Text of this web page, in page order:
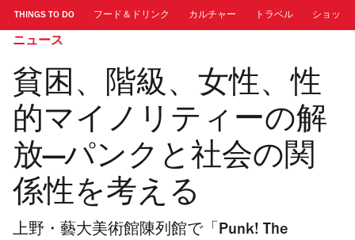
THINGS TO DO フード＆ドリンク カルチャー トラベル ショッピ
ニュース
貧困、階級、女性、性
的マイノリティーの解
放―パンクと社会の関
係性を考える
上野・藝大美術館陳列館で「Punk! The